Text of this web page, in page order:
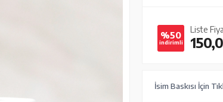
%50
indirimli
Liste
İsim Baskısı İçin